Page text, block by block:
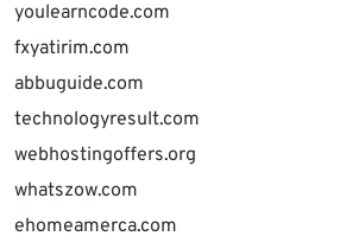
youlearncode.com
fxyatirim.com
abbuguide.com
technologyresult.com
webhostingoffers.org
whatszow.com
ehomeamerca.com